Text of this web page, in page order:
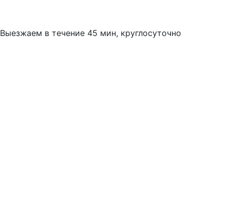
Выезжаем в течение 45 мин, круглосуточно